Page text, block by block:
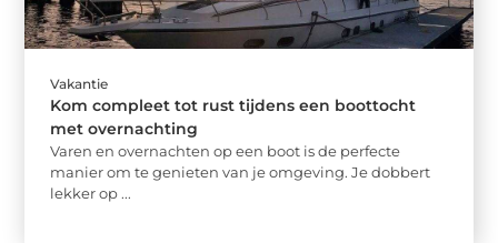
Vakantie
Kom compleet tot rust tijdens een boottocht
met overnachting
Varen en overnachten op een boot is de perfecte
manier om te genieten van je omgeving. Je dobbert
lekker op ...